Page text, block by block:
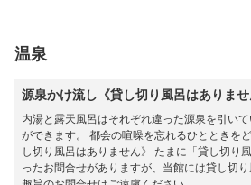
温泉
源泉かけ流し《貸し切り風呂はありませ
内湯と露天風呂はそれぞれ違った源泉を引い
ができます。 都会の喧噪を忘れるひとときを
し切り風呂はありません》 たまに「貸し切り
ったお問合せがありますが、当館には貸し切